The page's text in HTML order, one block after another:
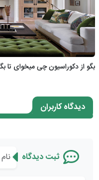
بگو از دکوراسیون چی میخوای
دیدگاه کاربران
ثبت دیدگاه